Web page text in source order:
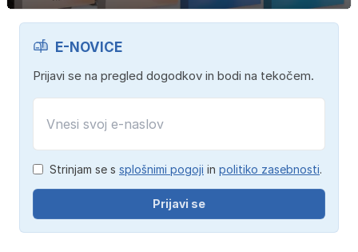
E-NOVICE
Prijavi se na pregled dogodkov in bodi na tekočem.
Strinjam se s splošnimi pogoji in politiko zasebnosti.
Prijavi se